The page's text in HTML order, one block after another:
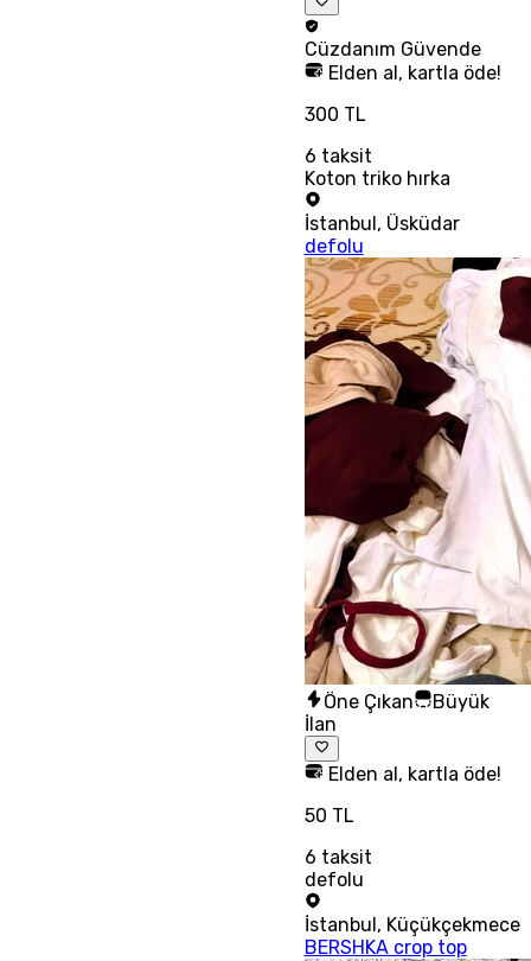
Cüzdanım Güvende
Elden al, kartla öde!
300 TL
6 taksit
Koton triko hırka
İstanbul, Üsküdar
defolu
Öne Çıkan
Büyük
İlan
Elden al, kartla öde!
50 TL
6 taksit
defolu
İstanbul , Küçükçekmece
BERSHKA crop top